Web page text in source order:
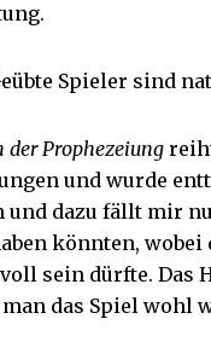
Spieler sind
der Prophezeiung
und wurde
und dazu fällt mir
könnten, wobei
sein dürfte. Das
das Spiel wohl